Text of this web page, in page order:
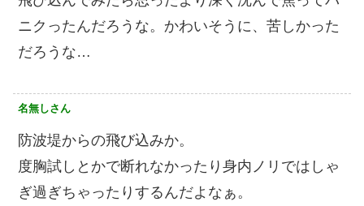
ニクったんだろうな。かわいそうに、苦しかった
だろうな…
名無しさん
防波堤からの飛び込みか。
度胸試しとかで断れなかったり身内ノリではしゃ
ぎ過ぎちゃったりするんだよなぁ。